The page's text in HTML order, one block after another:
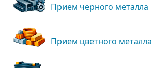
Прием черного металла
Прием цветного металла